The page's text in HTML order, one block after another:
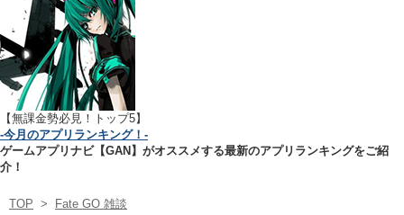
【無課金勢必見！トップ5】
-今月のアプリランキング！-
ゲームアプリナビ【GAN】がオススメする最新のアプリランキングをご紹
介！
TOP > Fate GO 雑談